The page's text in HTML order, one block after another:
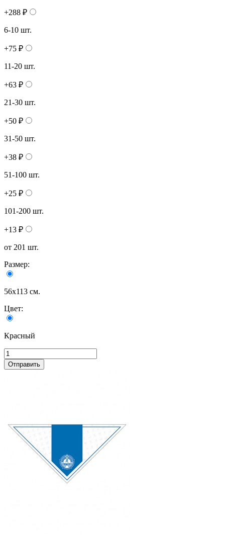
+288 ₽
6-10 шт.
+75 ₽
11-20 шт.
+63 ₽
21-30 шт.
+50 ₽
31-50 шт.
+38 ₽
51-100 шт.
+25 ₽
101-200 шт.
+13 ₽
от 201 шт.
Размер:
56х113 см.
Цвет:
Красный